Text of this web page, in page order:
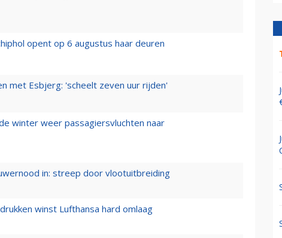
opent op 6 augustus haar deuren
met Esbjerg: 'scheelt zeven uur rijden'
winter weer passagiersvluchten naar
in: streep door vlootuitbreiding
winst Lufthansa hard omlaag